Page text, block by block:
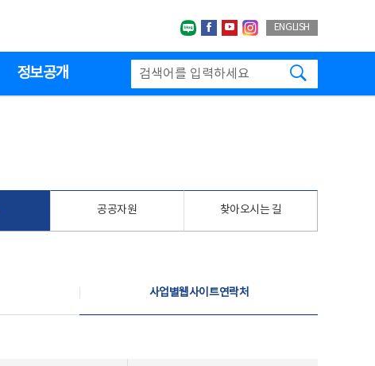
네이버블로그
페이스북
유투브인스타그랩
ENGLISH
정보공개
공공자원 찾아오시는 길
사업별웹사이트연락처